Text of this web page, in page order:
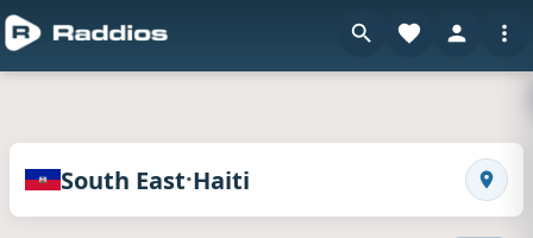
Radios de South East · Haitien Raddios
South East·Haiti